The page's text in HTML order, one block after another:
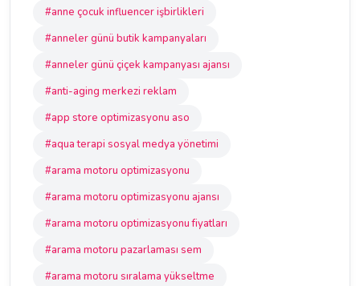
#anne çocuk influencer işbirlikleri
#anneler günü butik kampanyaları
#anneler günü çiçek kampanyası ajansı
#anti-aging merkezi reklam
#app store optimizasyonu aso
#aqua terapi sosyal medya yönetimi
#arama motoru optimizasyonu
#arama motoru optimizasyonu ajansı
#arama motoru optimizasyonu fiyatları
#arama motoru pazarlaması sem
#arama motoru sıralama yükseltme